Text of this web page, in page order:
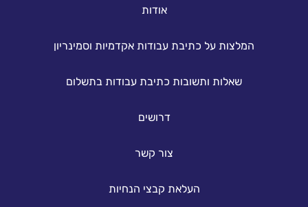
אודות
המלצות על כתיבת עבודות אקדמיות וסמינריון
שאלות ותשובות כתיבת עבודות בתשלום
דרושים
צור קשר
העלאת קבצי הנחיות